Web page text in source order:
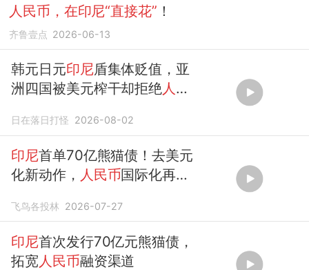
人民币，在印尼“直接花” ！
齐鲁壹点 2026-06-13
韩元日元印尼盾集体贬值，亚
洲四国被美元榨干却拒绝人民
日在落日打怪 2026-08-02
印尼首单70亿熊猫债！去美元
化新动作， 人民币国际化再突
飞鸟各投林 2026-07-27
印尼首次发行70亿元熊猫债，
拓宽 人民币融资渠道